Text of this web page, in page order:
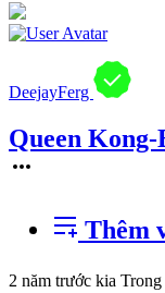
DeejayFerg
Queen
Thêm
2 năm trước kia Trong